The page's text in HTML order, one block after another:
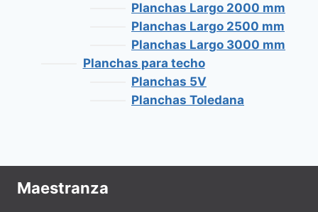
Planchas Largo 2000 mm
Planchas Largo 2500 mm
Planchas Largo 3000 mm
Planchas para techo
Planchas 5V
Planchas Toledana
Maestranza